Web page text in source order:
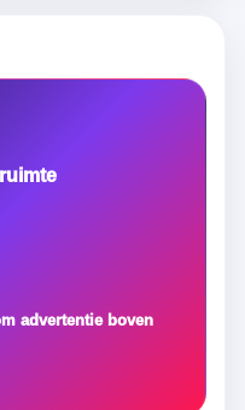
advertentie boven